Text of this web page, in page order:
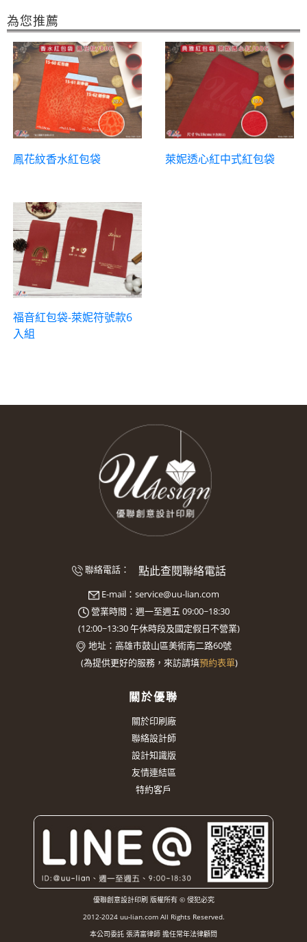
為您推薦
鳳花紋香水紅包袋 萊妮透心紅中式紅包袋
福音紅包袋-萊妮符號款6
入組
聯絡電話： 點此查閱聯絡電話
E-mail： service@uu-lian.com
營業時間：週一至週五 09:00~18:30
(12:00~13:30午休時段及國定假日不營業)
地址： 高雄市鼓山區美術南二路60號
(為提供更好的服務，來訪請填預約表單)
關於優聯
關於印刷廠
聯絡設計師
設計知識版
友情連結區
特約客戶
優聯創意設計印刷 版權所有 © 侵犯必究
2012-2024 uu-lian.com All Rights Reserved.
本公司委託 張清富律師 擔任常年法律顧問